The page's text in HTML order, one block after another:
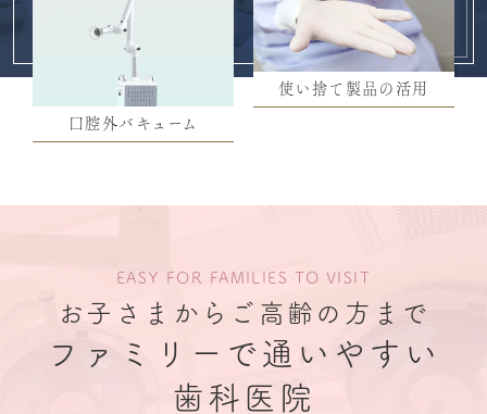
口腔外バキューム
使い捨て製品の活用
EASY FOR FAMILIES TO VISIT
お子さまからご高齢の方まで
ファミリーで通いやすい
歯科医院